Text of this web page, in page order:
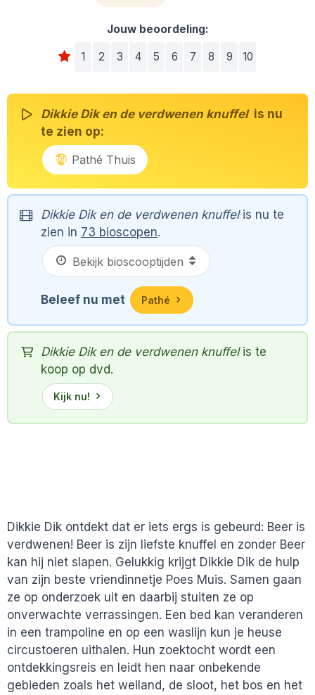
Jouw beoordeling:
1 2 3 4 5 6 7 8 9 10
Dikkie Dik en de verdwenen knuffel is nu
te zien op:
Pathé Thuis
Dikkie Dik en de verdwenen knuffelis nu te
zien in 73 bioscopen.
Beleef nu met Pathé
Dikkie Dik en de verdwenen knuffelis te
koop op dvd.
Kijk nu!
Dikkie Dik ontdekt dat er iets ergs is gebeurd: Beer is
verdwenen! Beer is zijn liefste knuffel en zonder Beer
kan hij niet slapen. Gelukkig krijgt Dikkie Dik de hulp
van zijn beste vriendinnetje Poes Muis. Samen gaan
ze op onderzoek uit en daarbij stuiten ze op
onverwachte verrassingen. Een bed kan veranderen
in een trampoline en op een waslijn kun je heuse
circustoeren uithalen. Hun zoektocht wordt een
ontdekkingsreis en leidt hen naar onbekende
gebieden zoals het weiland, de sloot, het bos en het